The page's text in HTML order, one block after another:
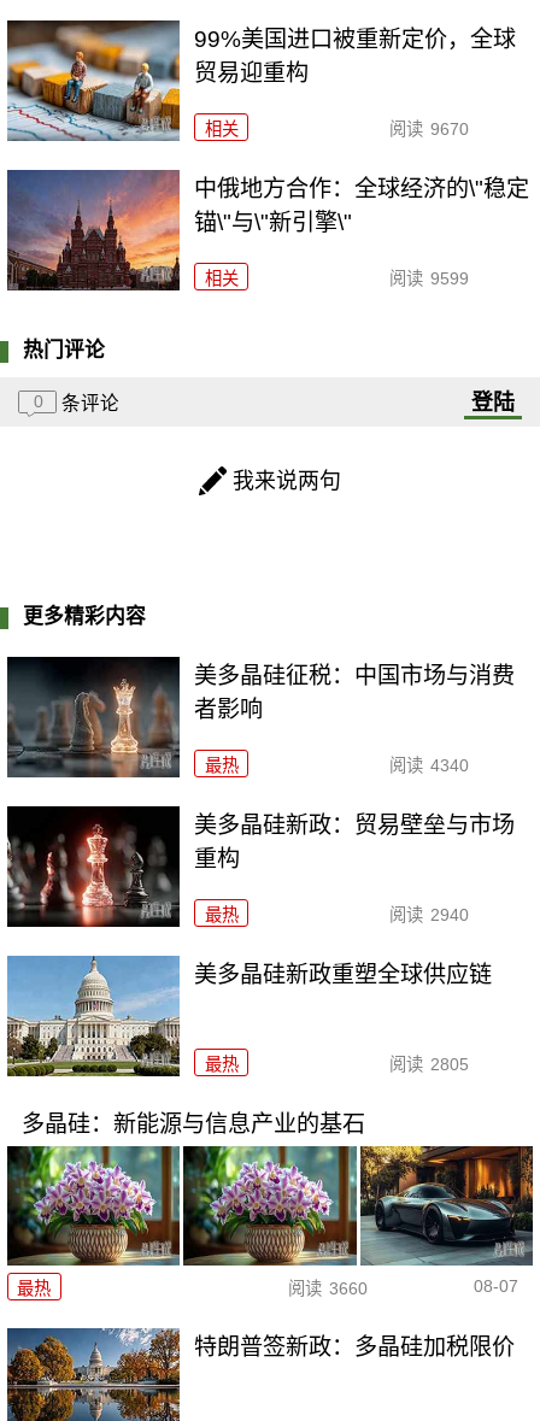
99%美国进口被重新定价，全球
贸易迎重构
相关 阅读 9670
中俄地方合作：全球经济的\"稳定
锚\"与\"新引擎\"
相关 阅读 9599
热门评论
0 条评论 登陆
我来说两句
更多精彩内容
美多晶硅征税：中国市场与消费
者影响
最热 阅读 4340
美多晶硅新政：贸易壁垒与市场
重构
最热 阅读 2940
美多晶硅新政重塑全球供应链
最热 阅读 2805
多晶硅：新能源与信息产业的基石
最热 阅读 3660 08-07
特朗普签新政：多晶硅加税限价